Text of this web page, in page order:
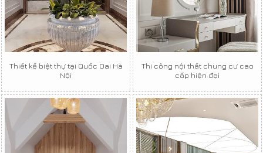
Thiết kế biệt thự tại Quốc Oai Hà
Nội
Thi công nội thất chung cư cao
cấp hiện đại